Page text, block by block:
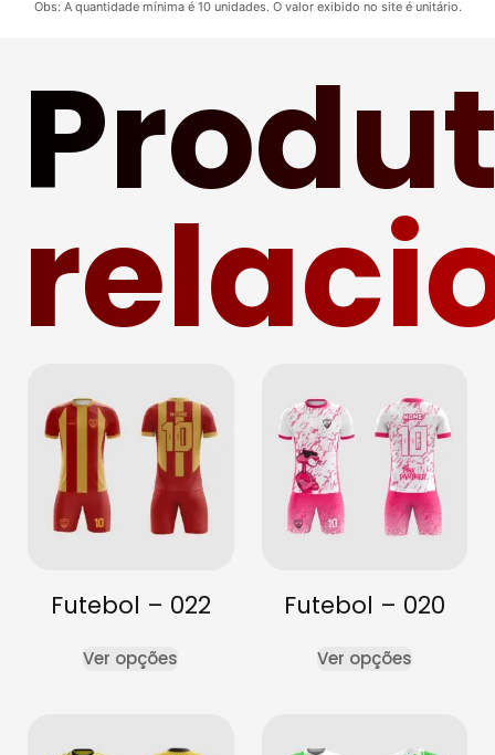
Obs: A quantidade mínima é 10 unidades. O valor exibido no site é unitário.
Futebol – 022
Ver opções
Futebol – 020
Ver opções